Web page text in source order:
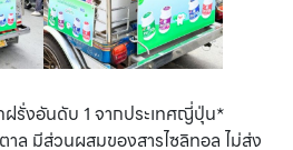
งอันดับ 1 จากประเทศญี่ปุ่น*
ล มีส่วนผสมของสารไซลิทอล ไม่ส่ง